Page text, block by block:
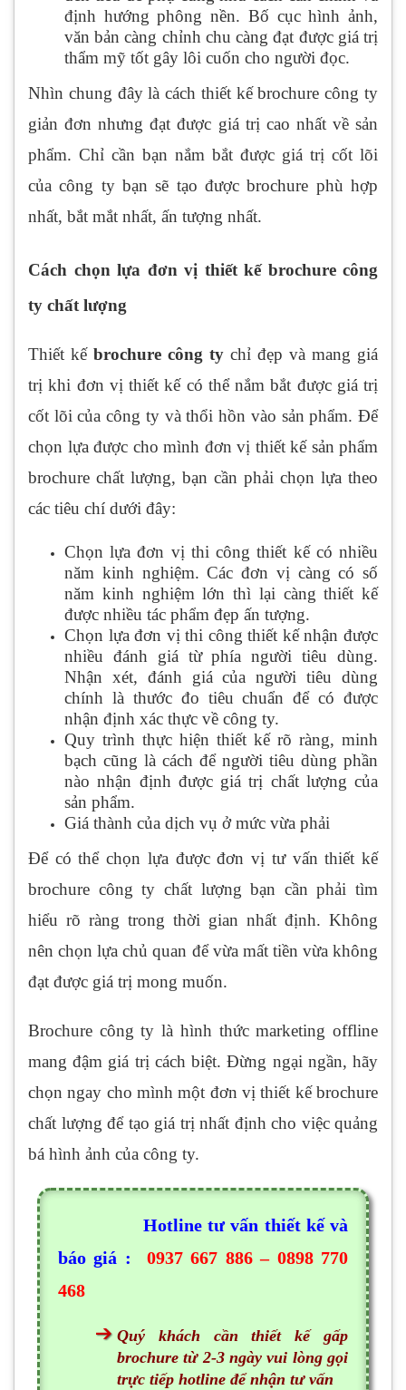
định hướng phông nền. Bố cục hình ảnh,
văn bản càng chỉnh chu càng đạt được giá trị
thẩm mỹ tốt gây lôi cuốn cho người đọc.
Nhìn chung đây là cách thiết kế brochure công ty
giản đơn nhưng đạt được giá trị cao nhất về sản
phẩm. Chỉ cần bạn nắm bắt được giá trị cốt lõi
của công ty bạn sẽ tạo được brochure phù hợp
nhất, bắt mắt nhất, ấn tượng nhất.
Cách chọn lựa đơn vị thiết kế brochure công
ty chất lượng
Thiết kế brochure công ty chỉ đẹp và mang giá
trị khi đơn vị thiết kế có thể nắm bắt được giá trị
cốt lõi của công ty và thổi hồn vào sản phẩm. Để
chọn lựa được cho mình đơn vị thiết kế sản phẩm
brochure chất lượng, bạn cần phải chọn lựa theo
các tiêu chí dưới đây:
Chọn lựa đơn vị thi công thiết kế có nhiều
năm kinh nghiệm. Các đơn vị càng có số
năm kinh nghiệm lớn thì lại càng thiết kế
được nhiều tác phẩm đẹp ấn tượng.
Chọn lựa đơn vị thi công thiết kế nhận được
nhiều đánh giá từ phía người tiêu dùng.
Nhận xét, đánh giá của người tiêu dùng
chính là thước đo tiêu chuẩn để có được
nhận định xác thực về công ty.
Quy trình thực hiện thiết kế rõ ràng, minh
bạch cũng là cách để người tiêu dùng phần
nào nhận định được giá trị chất lượng của
sản phẩm.
Giá thành của dịch vụ ở mức vừa phải
Để có thể chọn lựa được đơn vị tư vấn thiết kế
brochure công ty chất lượng bạn cần phải tìm
hiểu rõ ràng trong thời gian nhất định. Không
nên chọn lựa chủ quan để vừa mất tiền vừa không
đạt được giá trị mong muốn.
Brochure công ty là hình thức marketing offline
mang đậm giá trị cách biệt. Đừng ngại ngần, hãy
chọn ngay cho mình một đơn vị thiết kế brochure
chất lượng để tạo giá trị nhất định cho việc quảng
bá hình ảnh của công ty.
Hotline tư vấn thiết kế và
báo giá :
0937 667 886 – 0898 770
468
Quý khách cần thiết kế gấp
brochure từ 2-3 ngày vui lòng gọi
trực tiếp hotline để nhận tư vấn